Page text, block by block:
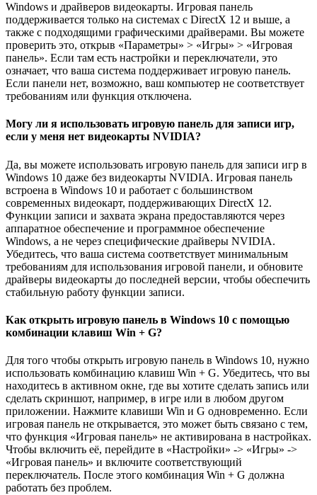
Windows и драйверов видеокарты. Игровая панель
поддерживается только на системах с DirectX 12 и выше, а
также с подходящими графическими драйверами. Вы можете
проверить это, открыв «Параметры» > «Игры» > «Игровая
панель». Если там есть настройки и переключатели, это
означает, что ваша система поддерживает игровую панель.
Если панели нет, возможно, ваш компьютер не соответствует
требованиям или функция отключена.
Могу ли я использовать игровую панель для записи игр,
если у меня нет видеокарты NVIDIA?
Да, вы можете использовать игровую панель для записи игр в
Windows 10 даже без видеокарты NVIDIA. Игровая панель
встроена в Windows 10 и работает с большинством
современных видеокарт, поддерживающих DirectX 12.
Функции записи и захвата экрана предоставляются через
аппаратное обеспечение и программное обеспечение
Windows, а не через специфические драйверы NVIDIA.
Убедитесь, что ваша система соответствует минимальным
требованиям для использования игровой панели, и обновите
драйверы видеокарты до последней версии, чтобы обеспечить
стабильную работу функции записи.
Как открыть игровую панель в Windows 10 с помощью
комбинации клавиш Win + G?
Для того чтобы открыть игровую панель в Windows 10, нужно
использовать комбинацию клавиш Win + G. Убедитесь, что вы
находитесь в активном окне, где вы хотите сделать запись или
сделать скриншот, например, в игре или в любом другом
приложении. Нажмите клавиши Win и G одновременно. Если
игровая панель не открывается, это может быть связано с тем,
что функция «Игровая панель» не активирована в настройках.
Чтобы включить её, перейдите в «Настройки» -> «Игры» ->
«Игровая панель» и включите соответствующий
переключатель. После этого комбинация Win + G должна
работать без проблем.